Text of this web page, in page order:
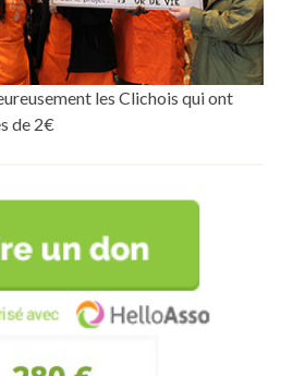
les Clichois qui ont
de 2€